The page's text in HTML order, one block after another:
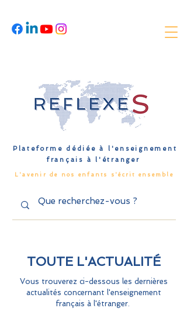
Plateforme dédiée à l'enseignement
français à l'étranger
L'avenir de nos enfants s'écrit ensemble
TOUTE L'ACTUALITÉ
Vous trouverez ci-dessous les dernières
actualités concernant l'enseignement
français à l'étranger.